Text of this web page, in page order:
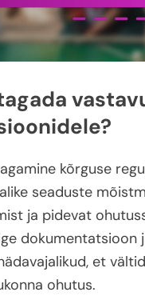
kõrguse
seaduste
ja pidevat
dokumentatsioon
et
ohutus.